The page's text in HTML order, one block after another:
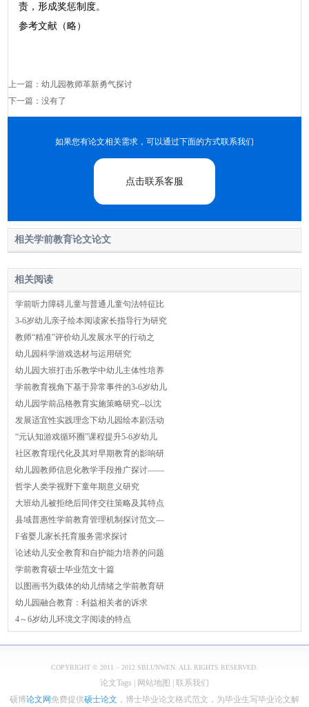
责，形成奖惩制度。
参考文献（略）
上一篇：幼儿园教师革新勇气探讨
下一篇：没有了
如果您有论文相关需求，可以通过下面的方式联系我们
点击联系客服
相关学前教育论文论文
相关阅读
学前听力障碍儿童与普通儿童句法特征比
3-6岁幼儿亲子绘本阅读家长指导行为研究
教师“精准”评价幼儿发展水平的行动之
幼儿园科学游戏选材与运用研究
幼儿园大班打击乐教学中幼儿主体性培养
学前教育视角下基于异常事件的3-6岁幼儿
幼儿园学前品格教育实施策略研究--以沈
发展适宜性实践理念下幼儿园绘本剧活动
“元认知游戏循环圈”课程提升5-6岁幼儿
社区教育现代化及其对早期教育的影响研
幼儿园教师信息化教学手段推广探讨——
哲学人类学视野下童年期意义研究
大班幼儿被拒绝后同伴交往策略及其特点
县域普惠性学前教育管理机制探讨范文—
F省婴儿家长托育服务需求探讨
论述幼儿安全教育和自护能力培养的问题
学前教育硕士毕业范文十篇
以图画书为载体的幼儿情绪之学前教育研
幼儿园融合教育：利益相关者的诉求
4～6岁幼儿环境文字阅读的特点
COPYRIGHT © 2011 – 2012 SBLUNWEN. ALL RIGHTS RESERVED.
论文Tags 网站地图
联系我们
硕博论文网 免费提供硕士论文 ，博士毕业论文格式范文，为毕业生写毕业论文解